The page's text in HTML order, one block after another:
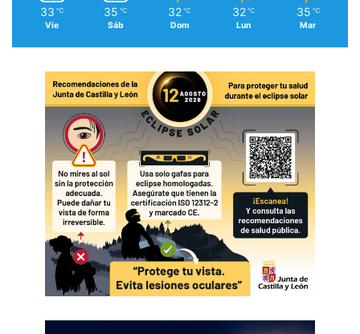
33 ℃
Vie
35 ℃
Sáb
32 ℃
Dom
32 ℃
Lun
35 ℃
Mar